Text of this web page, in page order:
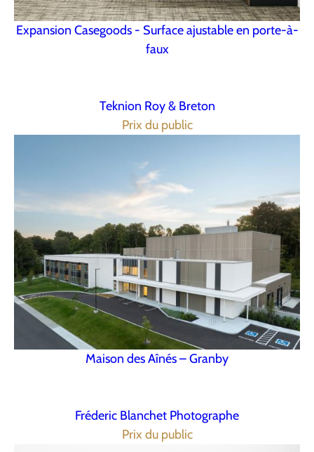
Expansion Casegoods - Surface ajustable en porte-à-
faux
Teknion Roy & Breton
Prix du public
Maison des Aînés – Granby
Fréderic Blanchet Photographe
Prix du public